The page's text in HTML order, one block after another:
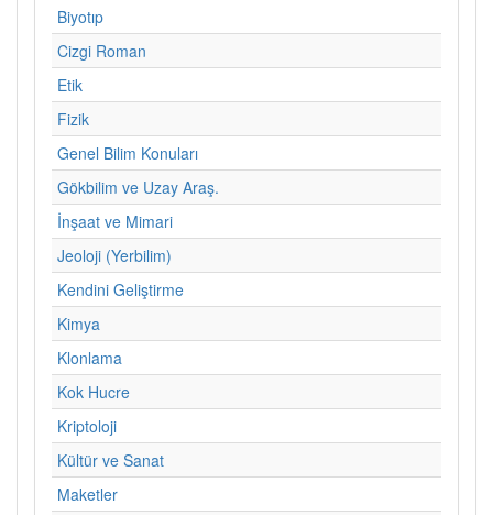
Biyotıp
Cizgi Roman
Etik
Fizik
Genel Bilim Konuları
Gökbilim ve Uzay Araş.
İnşaat ve Mimari
Jeoloji (Yerbilim)
Kendini Geliştirme
Kimya
Klonlama
Kok Hucre
Kriptoloji
Kültür ve Sanat
Maketler